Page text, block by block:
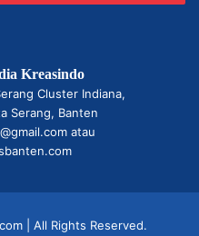
Kreasindo
Cluster Indiana,
Serang, Banten
atau
| All Rights Reserved.